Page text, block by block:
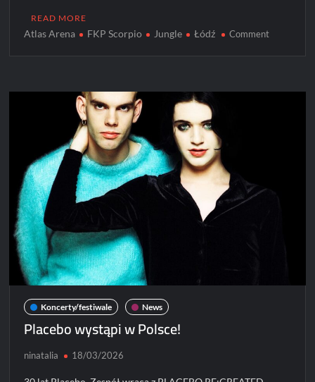
READ MORE
Atlas Arena FKP Scorpio Jungle Łódź Commenton
Polski
Koncerty/festiwale News
Placebo wystąpi w Polsce!
ninatalia 18/03/2026